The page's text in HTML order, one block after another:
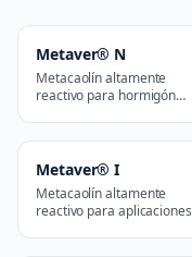
Metaver® N
Metacaolín altamente
reactivo para hormigón
Metaver® I
Metacaolín altamente
reactivo para aplicaciones